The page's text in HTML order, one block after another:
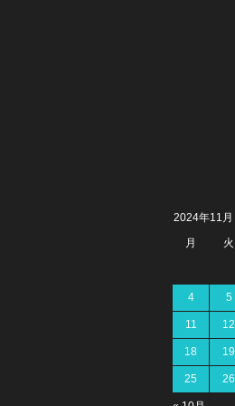
2024年11月
月
火
4 5
11 12
18 19
25 26